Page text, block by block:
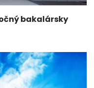
bakalársky